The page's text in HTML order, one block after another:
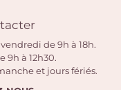
de 9h à 18h.
9h à 12h30.
et jours fériés.